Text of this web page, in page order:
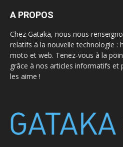
A PROPOS
Chez Gataka, nous nous
relatifs à la nouvelle technologie :
moto et web. Tenez-vous à la
grâce à nos articles informatifs et
les aime !